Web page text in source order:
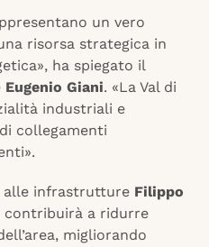
un vero
risorsa strategica in
ha spiegato il
Eugenio Giani. «La Val di
industriali e
collegamenti
alle infrastrutture Filippo
contribuirà a ridurre
migliorando